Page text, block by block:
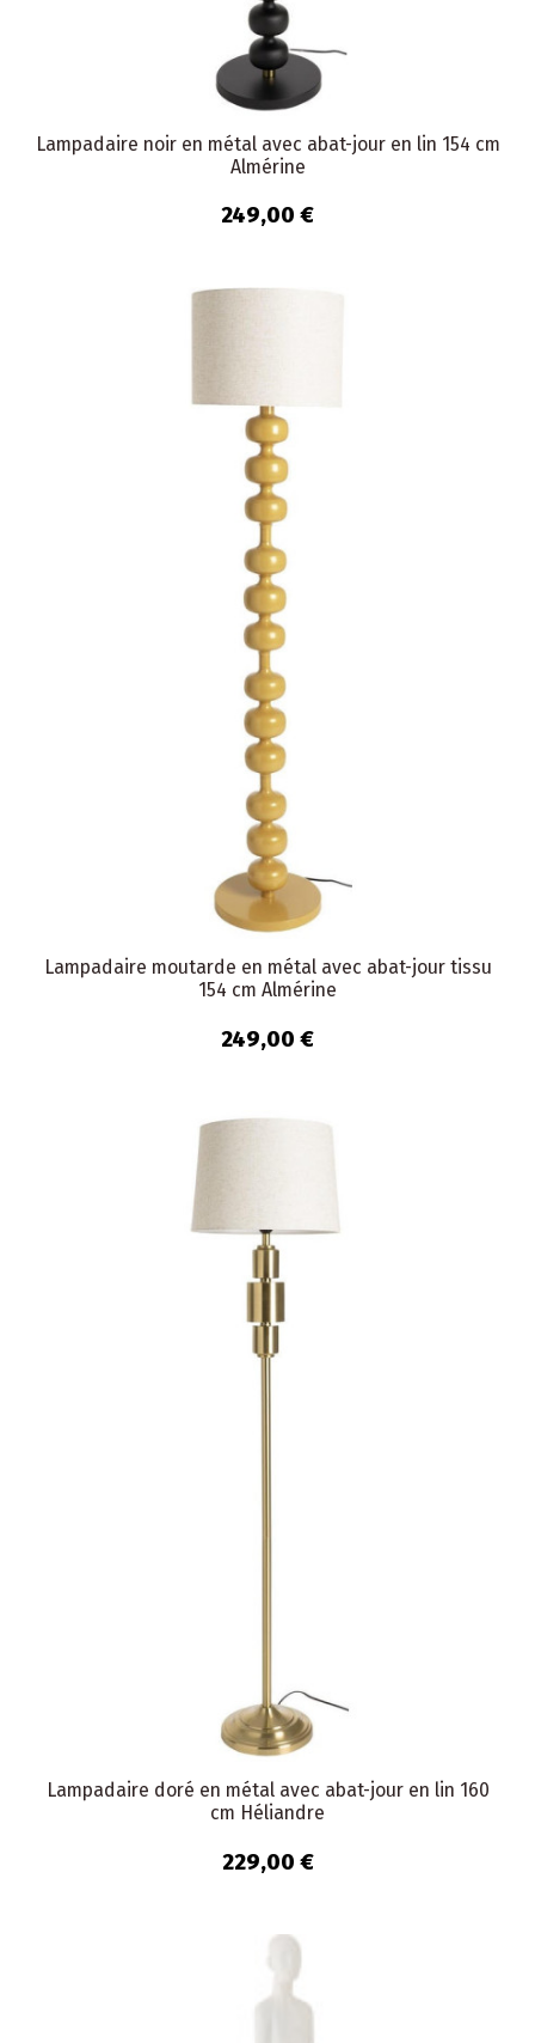
Lampadaire noir en métal avec abat-jour en lin 154 cm
Almérine
249,00 €
Lampadaire moutarde en métal avec abat-jour tissu
154 cm Almérine
249,00 €
Lampadaire doré en métal avec abat-jour en lin 160
cm Héliandre
229,00 €